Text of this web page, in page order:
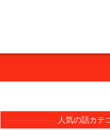
人気の話カテ